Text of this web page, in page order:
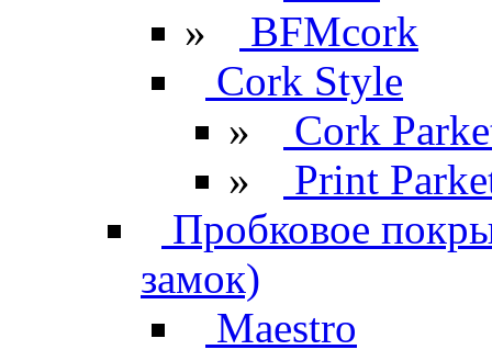
»
BFMcork
Cork Style
»
Cork
»
Print
Пробковое
замок)
Maestro